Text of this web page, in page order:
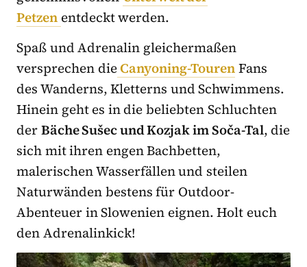
Petzen entdeckt werden.
Spaß und Adrenalin gleichermaßen
versprechen dieCanyoning-TourenFans
des Wanderns, Kletterns und Schwimmens.
Hinein geht es in die beliebten Schluchten
derBäche Sušec und Kozjak im Soča-Tal, die
sich mit ihren engen Bachbetten,
malerischen Wasserfällen und steilen
Naturwänden bestens für Outdoor-
Abenteuer in Slowenien eignen. Holt euch
den Adrenalinkick!